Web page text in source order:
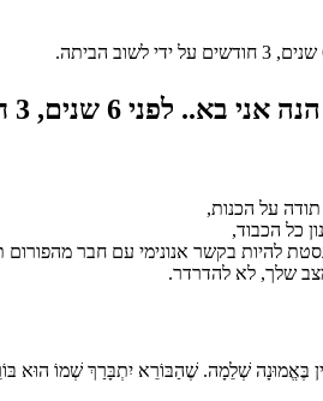
אני בא.. לפני 6 שנים, 3 חודשים
על הכנות,
כל הכבוד,
להיות בקשר אנונימי עם חבר מהפורום
שלך, לא להדרדר.
בֶּאֱמוּנָה שְׁלֵמָה. שֶׁהַבּוֹרֵא יִתְבָּרַךְ שְׁמוֹ הוּא